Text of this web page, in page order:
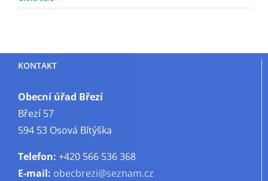
KONTAKT
Obecní úřad Březí
Březí 57
594 53 Osová Bítýška
Telefon: +420 566 536 368
E-mail: obecbrezi@seznam.cz